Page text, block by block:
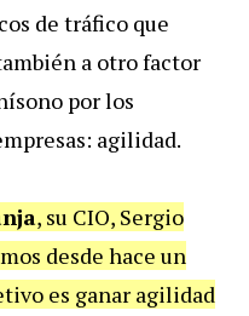
de tráfico que
a otro factor
por los
agilidad.
, su CIO, Sergio
desde hace un
es ganar agilidad